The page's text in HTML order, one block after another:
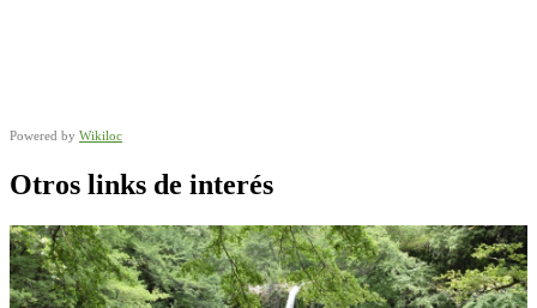
Powered by Wikiloc
Otros links de interés